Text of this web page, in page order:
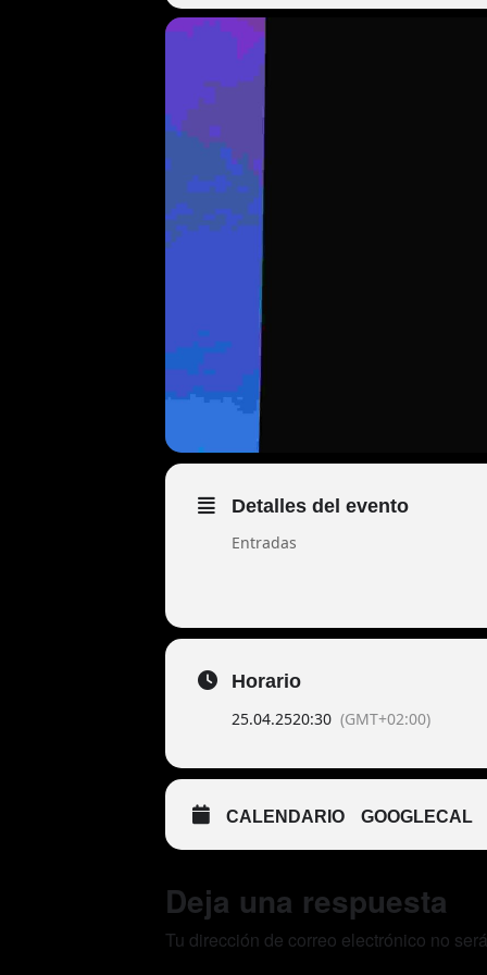
Detalles del evento
Entradas
Horario
25.04.2520:30 (GMT+02:00)
CALENDARIO GOOGLECAL
Deja una respuesta
Tu dirección de correo electrónico no